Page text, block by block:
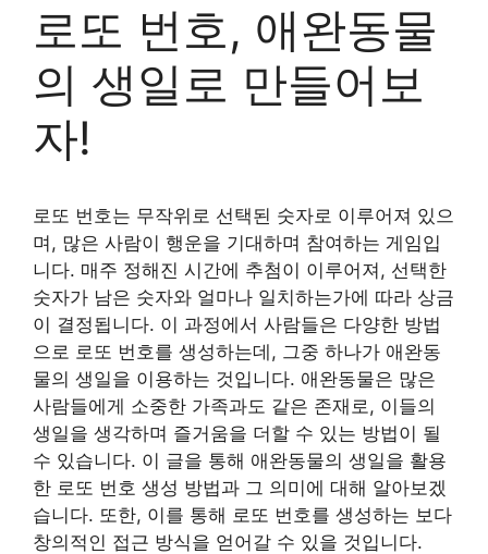
로또 번호, 애완동물
의 생일로 만들어보
자!
로또 번호는 무작위로 선택된 숫자로 이루어져 있으
며, 많은 사람이 행운을 기대하며 참여하는 게임입
니다. 매주 정해진 시간에 추첨이 이루어져, 선택한
숫자가 남은 숫자와 얼마나 일치하는가에 따라 상금
이 결정됩니다. 이 과정에서 사람들은 다양한 방법
으로 로또 번호를 생성하는데, 그중 하나가 애완동
물의 생일을 이용하는 것입니다. 애완동물은 많은
사람들에게 소중한 가족과도 같은 존재로, 이들의
생일을 생각하며 즐거움을 더할 수 있는 방법이 될
수 있습니다. 이 글을 통해 애완동물의 생일을 활용
한 로또 번호 생성 방법과 그 의미에 대해 알아보겠
습니다. 또한, 이를 통해 로또 번호를 생성하는 보다
창의적인 접근 방식을 얻어갈 수 있을 것입니다.